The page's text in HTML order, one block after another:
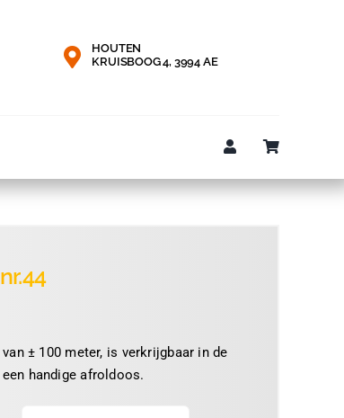
HOUTEN
KRUISBOOG 4, 3994 AE
± 100 meter, is verkrijgbaar in de
handige afroldoos.